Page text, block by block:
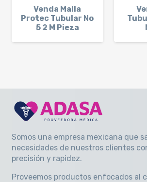
Venda Malla
Protec Tubular No
5 2 M Pieza
Somos una empresa mexicana que
necesidades de nuestros clientes
precisión y rapidez.
Proveemos productos enfocados al